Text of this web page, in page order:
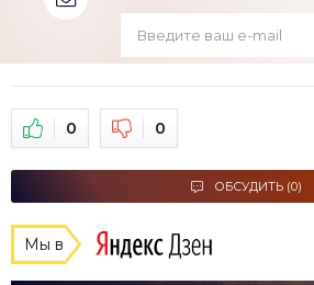
0 0
ОБСУДИТЬ (0)
Мы в